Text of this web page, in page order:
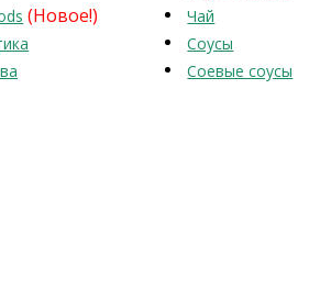
(Новое!)
Чай
Соусы
Соевые соусы